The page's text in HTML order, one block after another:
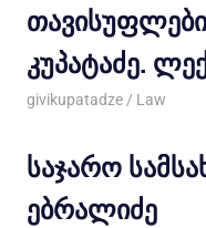
კუპატაძე.
03/10/2013
givikupatadze Law
საჯარო
ებრალიძე